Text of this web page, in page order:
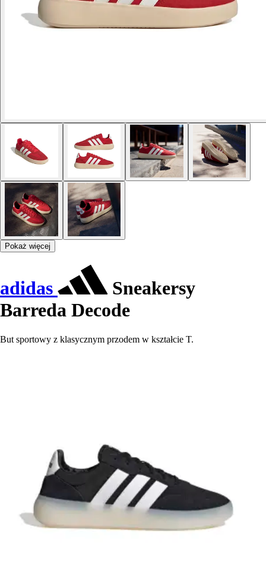
Pokaż więcej
adidas
Sneakersy
Barreda Decode
But sportowy z klasycznym przodem w kształcie T.